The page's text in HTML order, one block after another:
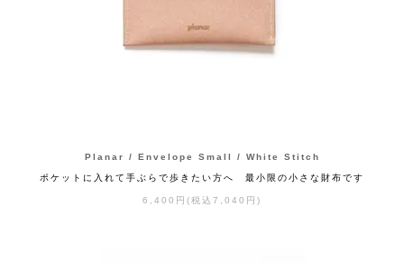
Planar / Envelope Small / White Stitch
ポケットに入れて手ぶらで歩きたい方へ 最小限の小さな財布です
6,400円(税込7,040円)